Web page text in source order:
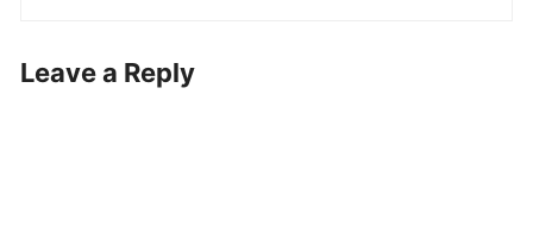
Leave a Reply